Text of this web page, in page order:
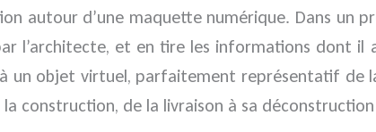
autour d’une maquette numérique. Dans un
l’architecte, et en tire les informations dont il
un objet virtuel, parfaitement représentatif de
construction, de la livraison à sa